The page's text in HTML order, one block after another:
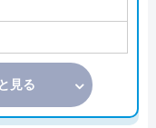
見る